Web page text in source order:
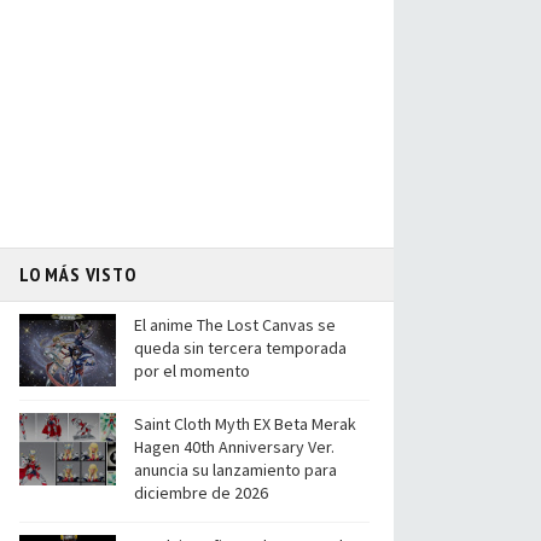
LO MÁS VISTO
El anime The Lost Canvas se
queda sin tercera temporada
por el momento
Saint Cloth Myth EX Beta Merak
Hagen 40th Anniversary Ver.
anuncia su lanzamiento para
diciembre de 2026